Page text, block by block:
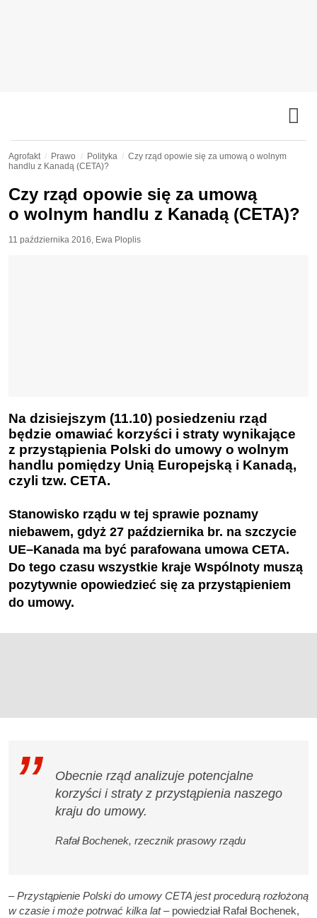
Agrofakt Prawo Polityka
Czy rząd opowie się za umową o wolnym
handlu z Kanadą (CETA)?
Czy rząd opowie się za umową
o wolnym handlu z Kanadą (CETA)?
11 października 2016, Ewa Ploplis
Na dzisiejszym (11.10) posiedzeniu rząd
będzie omawiać korzyści i straty wynikające
z przystąpienia Polski do umowy o wolnym
handlu pomiędzy Unią Europejską i Kanadą,
czyli tzw. CETA.
Stanowisko rządu w tej sprawie poznamy
niebawem, gdyż 27 października br. na szczycie
UE–Kanada ma być parafowana umowa CETA.
Do tego czasu wszystkie kraje Wspólnoty muszą
pozytywnie opowiedzieć się za przystąpieniem
do umowy.
Obecnie rząd analizuje potencjalne
korzyści i straty z przystąpienia naszego
kraju do umowy.
Rafał Bochenek, rzecznik prasowy rządu
–Przystąpienie Polski do umowy CETA jest procedurą rozłożoną
w czasie i może potrwać kilka lat– powiedział Rafał Bochenek,